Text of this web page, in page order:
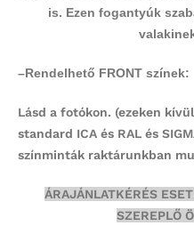
is. Ezen fogantyúk
–Rendelhető FRONT színek:
Lásd a fotókon. (ezeken
standard ICA és RAL és
színminták raktárunkban
ÁRAJÁNLATKÉRÉS
SZEREPLŐ